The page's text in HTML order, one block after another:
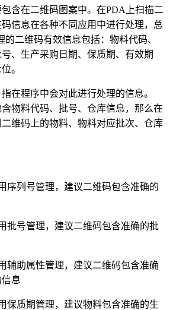
含在二维码图案中。在PDA上扫描二
信息在各种不同应用中进行处理，总
的二维码有效信息包括：物料代码、
、生产采购日期、保质期、有效期
。
在程序中会对此进行处理的信息。
物料代码、批号、仓库信息，那么在
维码上的物料、物料对应批次、仓库
序列号管理，建议二维码包含准确的
批号管理，建议二维码包含准确的批
辅助属性管理，建议二维码包含准确
息
保质期管理，建议物料包含准确的生